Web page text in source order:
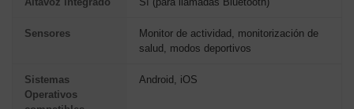
Sensores
Monitor de actividad, monitorización de
salud, modos deportivos
Sistemas
Operativos
Android, iOS